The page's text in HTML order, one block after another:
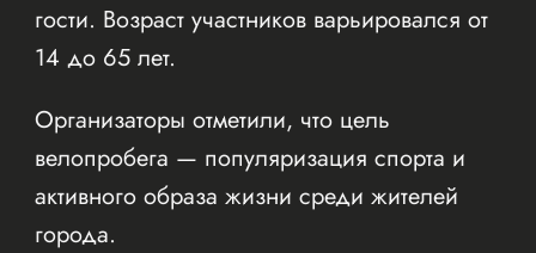
гости. Возраст участников варьировался от
14 до 65 лет.
Организаторы отметили, что цель
велопробега — популяризация спорта и
активного образа жизни среди жителей
города.